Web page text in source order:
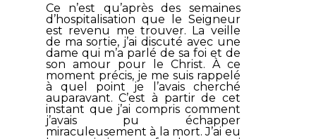
Ce n’est qu’après des semaines
d’hospitalisation que le Seigneur
est revenu me trouver. La veille
de ma sortie, j’ai discuté avec une
dame qui m’a parlé de sa foi et de
son amour pour le Christ. À ce
moment précis, je me suis rappelé
à quel point je l’avais cherché
auparavant. C’est à partir de cet
instant que j’ai compris comment
j’avais pu échapper
miraculeusement à la mort. J’ai eu